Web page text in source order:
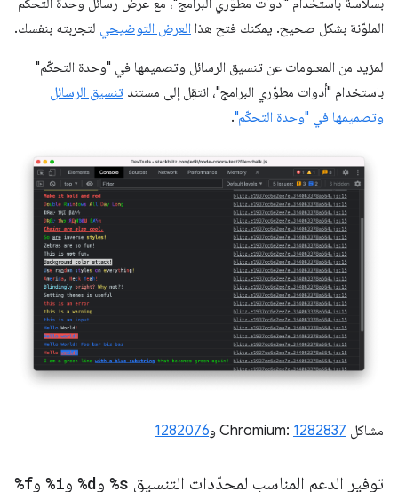
الملوّنة بشكل صحيح. يمكنك فتح هذا العرض التوضيحي لتجربته بنفسك.
لمزيد من المعلومات عن تنسيق الرسائل وتصميمها في "وحدة التحكّم"
باستخدام "أدوات مطوّري البرامج"، انتقِل إلى مستند تنسيق الرسائل
وتصميمها في "وحدة التحكّم".
مشاكل Chromium: 1282837 و1282076
توفير الدعم المناسب لمحدّدات التنسيق %s و%d و%i و%f